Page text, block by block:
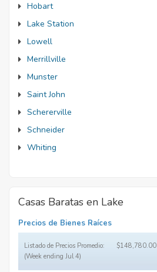
Hobart
Lake Station
Lowell
Merrillville
Munster
Saint John
Schererville
Schneider
Whiting
Casas Baratas en Lake
Precios de Bienes Raíces
Listado de Precios Promedio:
(Week ending Jul 4)
$148,780.00